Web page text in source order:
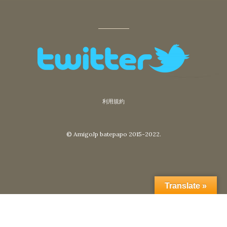
利用規約
© AmigoJp batepapo 2015-2022.
Translate »